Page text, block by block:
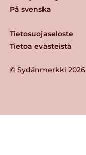
© Sydänmerkki 2026
Tietosuojaseloste
Tietoa evästeistä
På svenska